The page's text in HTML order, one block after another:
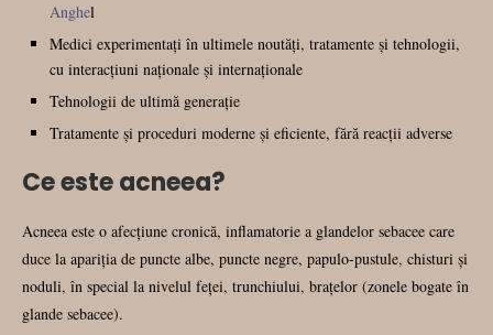
Anghel
Medici experimentați în ultimele noutăți, tratamente și tehnologii,
cu interacțiuni naționale și internaționale
Tehnologii de ultimă generație
Tratamente și proceduri moderne și eficiente, fără reacții adverse
Ce este acneea?
Acneea este o afecțiune cronică, inflamatorie a glandelor sebacee care
duce la apariția de puncte albe, puncte negre, papulo-pustule, chisturi și
noduli, în special la nivelul feței, trunchiului, brațelor (zonele bogate în
glande sebacee).